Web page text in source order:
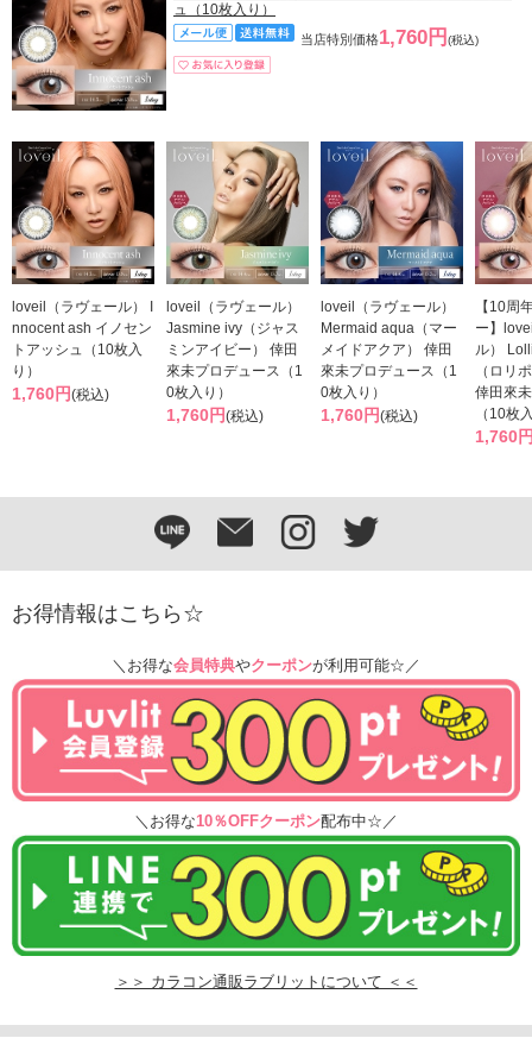
ュ（10枚入り）
当店特別価格1,760円 (税込)
loveil（ラヴェール） I
nnocent ash イノセン
トアッシュ（10枚入
り）
1,760円(税込)
loveil（ラヴェール）
Jasmine ivy（ジャス
ミンアイビー） 倖田
來未プロデュース（1
0枚入り）
1,760円(税込)
loveil（ラヴェール）
Mermaid aqua（マー
メイドアクア） 倖田
來未プロデュース（1
0枚入り）
1,760円(税込)
【10周
ー】
ル）
（ロリ
倖田來
（10枚
1,760
お得情報はこちら☆
＼お得な会員特典やクーポンが利用可能☆／
＼お得な10％OFFクーポン配布中☆／
＞＞ カラコン通販ラブリットについて ＜＜